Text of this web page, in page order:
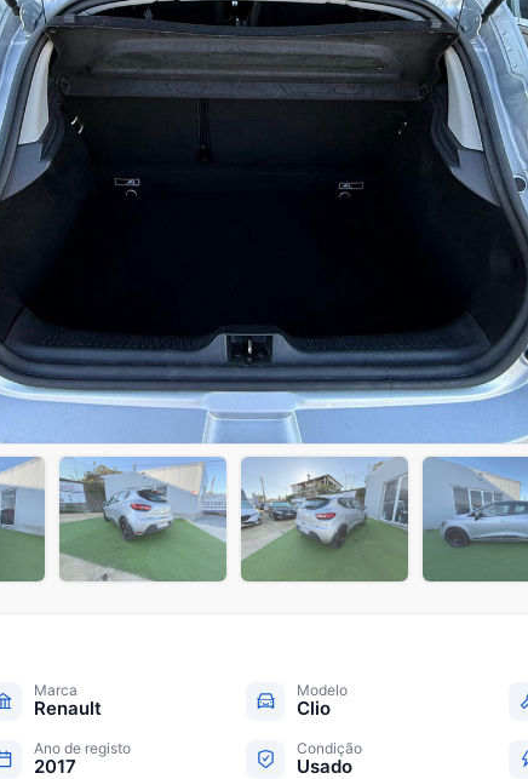
Marca
Renault
Modelo
Clio
Ano de registo
2017
Condição
Usado